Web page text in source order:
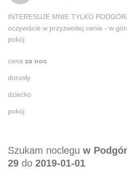
INTERESUJE MNIE TYLKO
oczywiście w przyzwoitej cenie - w
pokój
cena za noc
dorosły
dziecko
pokój
Szukam noclegu w
29 do 2019-01-01